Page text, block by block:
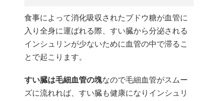
食事によって消化吸収されたブドウ糖が血管に
入り全身に運ばれる際、すい臓から分泌される
インシュリンが少ないために血管の中で滞るこ
とで起こります。
すい臓は毛細血管の塊なので毛細血管がスムー
ズに流れれば、すい臓も健康になりインシュリ